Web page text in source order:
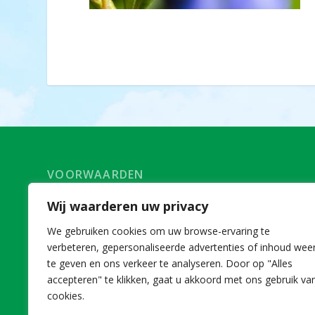
Wij waarderen uw privacy
We gebruiken cookies om uw browse-ervaring te
verbeteren, gepersonaliseerde advertenties of inhoud
te geven en ons verkeer te analyseren. Door op "Alles
accepteren" te klikken, gaat u akkoord met ons gebruik
cookies.
VOORWAARDEN
Voorwaarden deelname Agro+Zorg
AFM
Disclaimer